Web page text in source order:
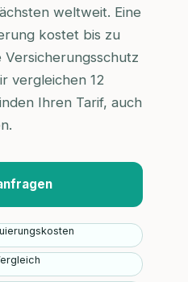
weltweit. Eine
kostet bis zu
Versicherungsschutz
vergleichen 12
Ihren Tarif, auch